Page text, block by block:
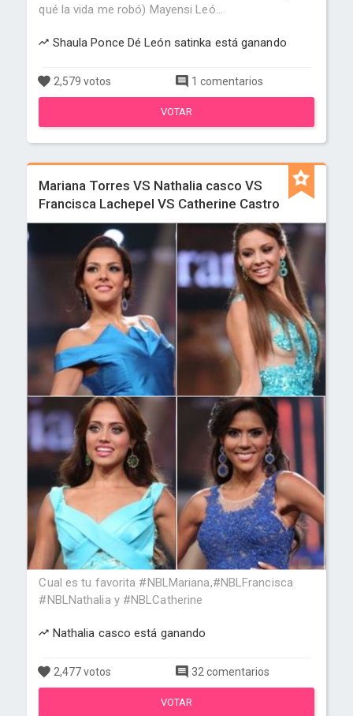
qué la vida me robó) Mayensi Leó...
Shaula Ponce Dé León satinka está ganando
2,579 votos 1 comentarios
VOTAR
Mariana Torres VS Nathalia casco VS
Francisca Lachepel VS Catherine Castro
Cual es tu favorita #NBLMariana,#NBLFrancisca
#NBLNathalia y #NBLCatherine
Nathalia casco está ganando
2,477 votos 32 comentarios
VOTAR